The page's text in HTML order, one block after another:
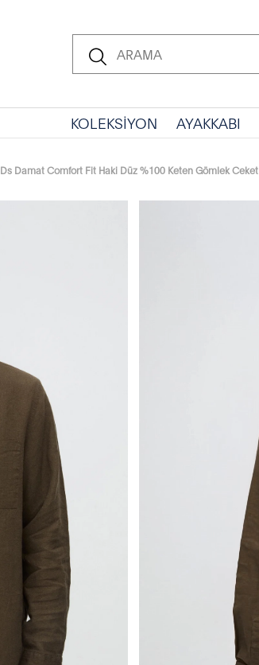
KOLEKSİYON AYAKKABI
Ds Damat Comfort Fit Haki Düz %100 Keten Gömlek Ceket